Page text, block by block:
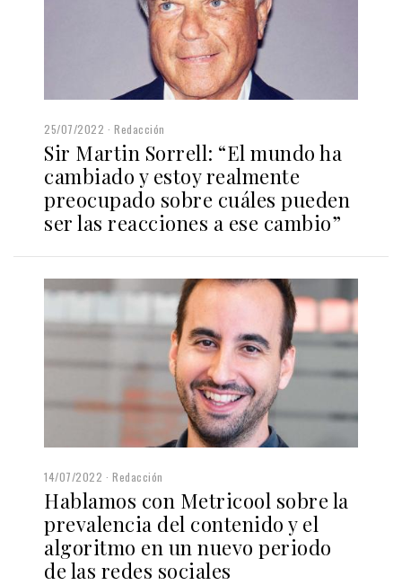
25/07/2022 Redacción
Sir Martin Sorrell: “El mundo ha
cambiado y estoy realmente
preocupado sobre cuáles pueden
ser las reacciones a ese cambio”
14/07/2022 Redacción
Hablamos con Metricool sobre la
prevalencia del contenido y el
algoritmo en un nuevo periodo
de las redes sociales